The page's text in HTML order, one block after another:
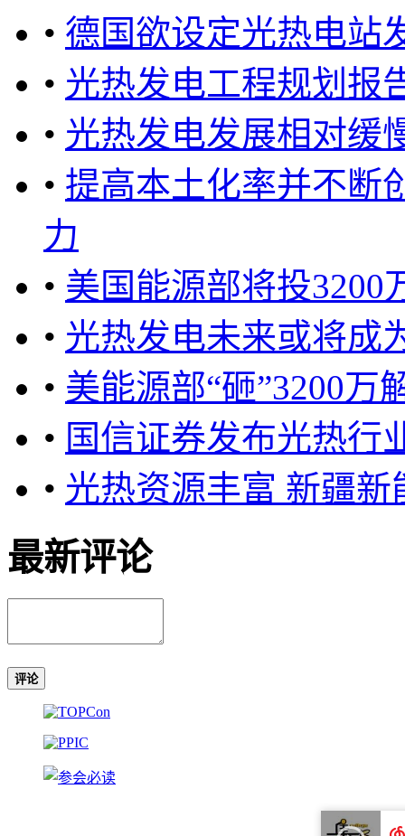
• 德国欲设定光热电站
• 光热发电工程规划报
• 光热发电发展相对缓
• 提高本土化率并不断
力
• 美国能源部将投3200
• 光热发电未来或将成
• 美能源部“砸”3200万
• 国信证券发布光热行
• 光热资源丰富 新疆新
最新评论
评论